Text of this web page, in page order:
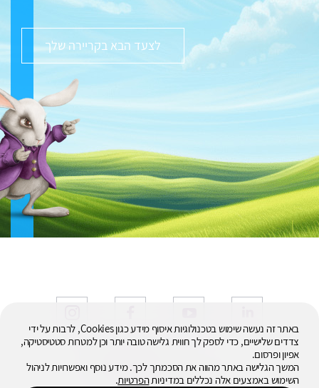
לצעד הבא בקריירה שלך
באתר זה נעשה שימוש בטכנולוגיות איסוף מידע כגון Cookies, לרבות על ידי
צדדים שלישיים, כדי לספק לך חווית גלישה טובה יותר וכן למטרות סטטיסטיקה,
אפיון ופרסום.
המשך הגלישה באתר מהווה את הסכמתך לכך. מידע נוסף ואפשרויות לניהול
השימוש באמצעים אלה נכללים במדיניותהפרטיות.
כל הזכויות שמורות © 2026